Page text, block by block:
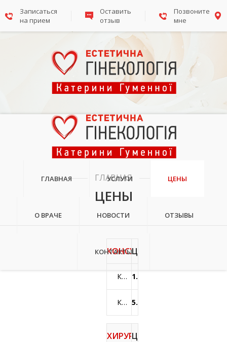
Записаться
на прием
Оставить
отзыв
Позвоните
мне
ГЛАВНАЯ УСЛУГИ ЦЕНЫ
О ВРАЧЕ НОВОСТИ ОТЗЫВЫ
КОНТАКТЫ
ГЛАВНАЯ
ЦЕНЫ
КОНСУЛЬТАЦИЯ
ЦЕНА
Консультация оффлайн (взятие гинекологических мазков оплачивается дополнительно) 1000 грн.
Консультация онлайн 500 грн.
ХИРУРГИЧЕСКИЕ УСЛУГИ
ЦЕНА